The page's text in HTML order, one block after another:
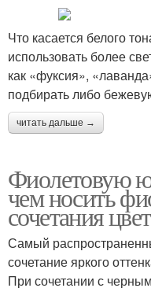
Что касается белого
использовать более
как «фуксия»,
подбирать либо
читать дальше →
Фиолетовую
чем носить
сочетания
Самый
сочетание яркого
При сочетании с